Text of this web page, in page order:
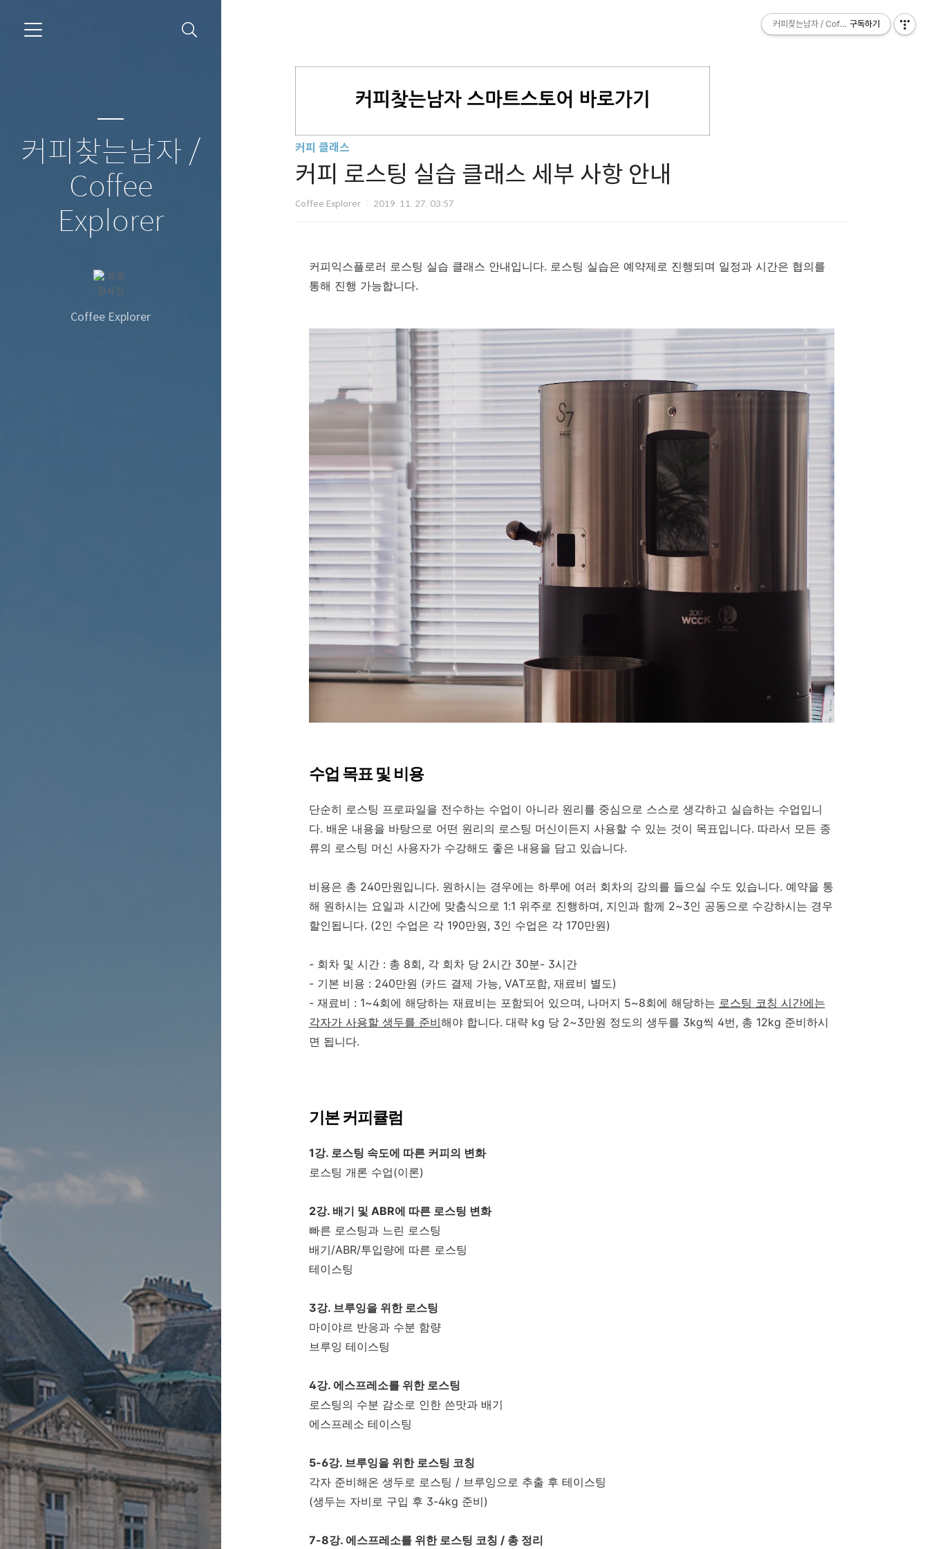
커피찾는남자 /
Coffee
Explorer
Coffee Explorer
커피찾는남자 / Coffee Explorer
구독하기
커피 클래스
커피 로스팅 실습 클래스 세부 사항 안내
Coffee Explorer 2019. 11. 27. 03:57
커피익스플로러 로스팅 실습 클래스 안내입니다. 로스팅 실습은 예약제로 진행되며 일정과 시간은 협의를
통해 진행 가능합니다.
수업 목표 및 비용
단순히 로스팅 프로파일을 전수하는 수업이 아니라 원리를 중심으로 스스로 생각하고 실습하는 수업입니
다. 배운 내용을 바탕으로 어떤 원리의 로스팅 머신이든지 사용할 수 있는 것이 목표입니다. 따라서 모든 종
류의 로스팅 머신 사용자가 수강해도 좋은 내용을 담고 있습니다.
비용은 총 240만원입니다. 원하시는 경우에는 하루에 여러 회차의 강의를 들으실 수도 있습니다. 예약을 통
해 원하시는 요일과 시간에 맞춤식으로 1:1 위주로 진행하며, 지인과 함께 2~3인 공동으로 수강하시는 경우
할인됩니다. (2인 수업은 각 190만원, 3인 수업은 각 170만원)
- 회차 및 시간 : 총 8회, 각 회차 당 2시간 30분- 3시간
- 기본 비용 : 240만원 (카드 결제 가능, VAT포함, 재료비 별도)
-재료비 : 1~4회에 해당하는 재료비는 포함되어 있으며, 나머지 5~8회에 해당하는 로스팅 코칭 시간에는
각자가 사용할 생두를 준비해야 합니다. 대략 kg 당 2~3만원 정도의 생두를 3kg씩 4번, 총 12kg 준비하시
면 됩니다.
기본 커피큘럼
1강. 로스팅 속도에 따른 커피의 변화
로스팅 개론 수업(이론)
2강. 배기 및 ABR에 따른 로스팅 변화
빠른 로스팅과 느린 로스팅
배기/ABR/투입량에 따른 로스팅
테이스팅
3강. 브루잉을 위한 로스팅
마이야르 반응과 수분 함량
브루잉 테이스팅
4강. 에스프레소를 위한 로스팅
로스팅의 수분 감소로 인한 쓴맛과 배기
에스프레소 테이스팅
5-6강. 브루잉을 위한 로스팅 코칭
각자 준비해온 생두로 로스팅 / 브루잉으로 추출 후 테이스팅
(생두는 자비로 구입 후 3-4kg 준비)
7-8강. 에스프레소를 위한 로스팅 코칭 / 총 정리
커피찾는남자 / Coffee Explorer
구독하기